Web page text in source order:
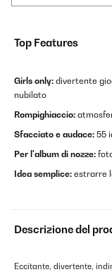
Top Features
Girls only: divertente
nubilato
Rompighiaccio:
Sfacciato e audace: 55
Per l'album di nozze:
Idea semplice: estrarre
Descrizione del
Eccitante, divertente,